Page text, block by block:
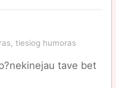
tiesiog humoras
tave bet